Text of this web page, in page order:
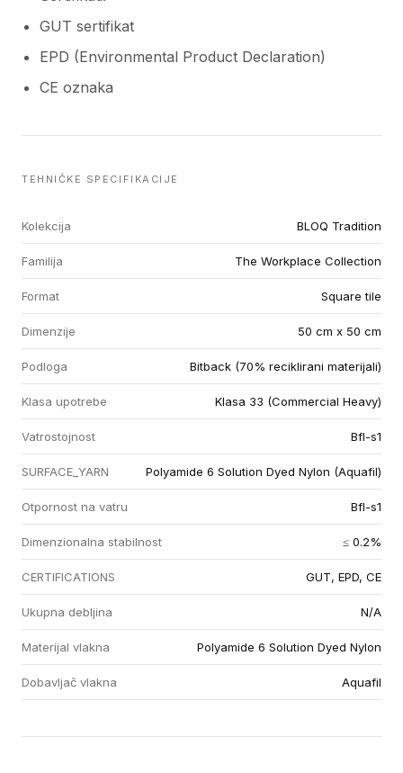
GUT sertifikat
EPD (Environmental Product Declaration)
CE oznaka
TEHNIČKE SPECIFIKACIJE
Kolekcija BLOQ Tradition
Familija The Workplace Collection
Format Square tile
Dimenzije 50 cm x 50 cm
Podloga Bitback (70% reciklirani materijali)
Klasa upotrebe Klasa 33 (Commercial Heavy)
Vatrostojnost Bfl-s1
SURFACE_YARN Polyamide 6 Solution Dyed Nylon (Aquafil)
Otpornost na vatru Bfl-s1
Dimenzionalna stabilnost ≤ 0.2%
CERTIFICATIONS GUT, EPD, CE
Ukupna debljina N/A
Materijal vlakna Polyamide 6 Solution Dyed Nylon
Dobavljač vlakna Aquafil